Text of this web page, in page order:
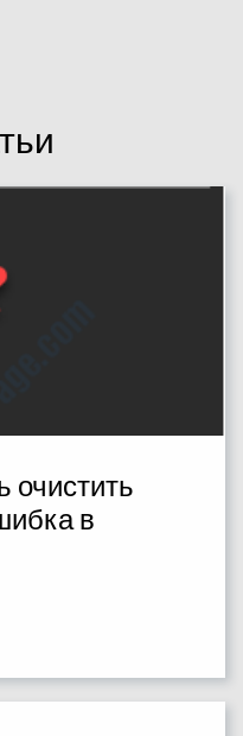
очистить
в